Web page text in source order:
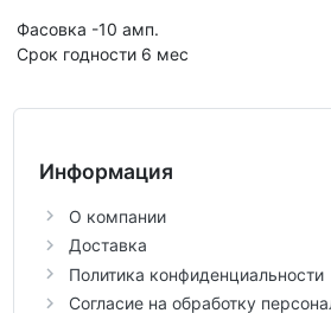
Фасовка -10 амп.
Срок годности 6 мес
Информация
О компании
Доставка
Политика конфиденциальности
Согласие на обработку